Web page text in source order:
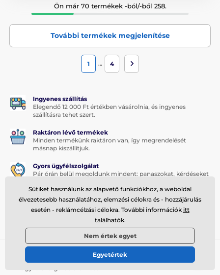
Ön már 70 termékek -ból/-ből 258.
További termékek megjelenítése
1 … 4
Ingyenes szállítás
Elegendő 12 000 Ft értékben vásárolnia, és ingyenes
szállításra tehet szert.
Raktáron lévő termékek
Minden termékünk raktáron van, így megrendelését
másnap kiszállítjuk.
Gyors ügyfélszolgálat
Pár órán belül megoldunk mindent: panaszokat, kérdéseket
Hűségprogram
Állandó ügyfeleinknek érdekes kedvezményekkel
Tanácsra van szükséged? offline
Sütiket használunk az alapvető funkciókhoz, a weboldal
élvezetesebb használatához, elemzési célokra és - hozzájárulás
esetén - reklámcélzási célokra. További információk itt
találhatók.
Nem értek egyet
Egyetértek